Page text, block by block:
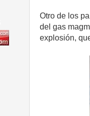
Otro de los
del gas
explosión,